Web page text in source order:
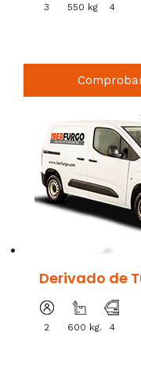
3 550 kg 4
Derivado de
2 600 kg. 4